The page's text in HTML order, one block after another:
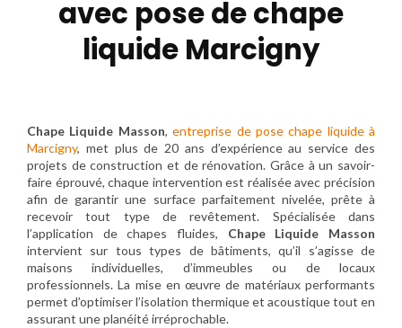
avec pose de chape
liquide Marcigny
Chape Liquide Masson,entreprise de pose chape liquide à
Marcigny, met plus de 20 ans d’expérience au service des
projets de construction et de rénovation. Grâce à un savoir-
faire éprouvé, chaque intervention est réalisée avec précision
afin de garantir une surface parfaitement nivelée, prête à
recevoir tout type de revêtement. Spécialisée dans
l’application de chapes fluides, Chape Liquide Masson
intervient sur tous types de bâtiments, qu’il s’agisse de
maisons individuelles, d’immeubles ou de locaux
professionnels. La mise en œuvre de matériaux performants
permet d’optimiser l’isolation thermique et acoustique tout en
assurant une planéité irréprochable.